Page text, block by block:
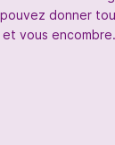
donner
vous